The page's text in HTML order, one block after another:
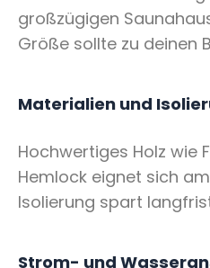
großzügigen
Größe sollte zu deinen
Materialien und
Hochwertiges Holz wie
Hemlock eignet sich
Isolierung spart
Strom- und